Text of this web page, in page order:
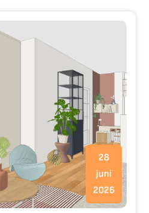
28
juni
2026